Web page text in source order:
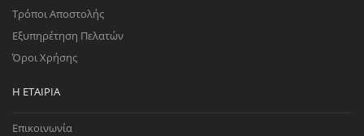
Τρόποι Αποστολής
Εξυπηρέτηση Πελατών
Όροι Χρήσης
Η ΕΤΑΙΡΊΑ
Επικοινωνία